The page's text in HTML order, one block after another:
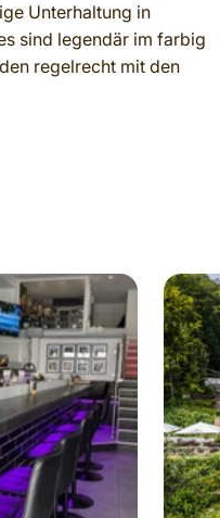
Unterhaltung in
sind legendär im farbig
regelrecht mit den